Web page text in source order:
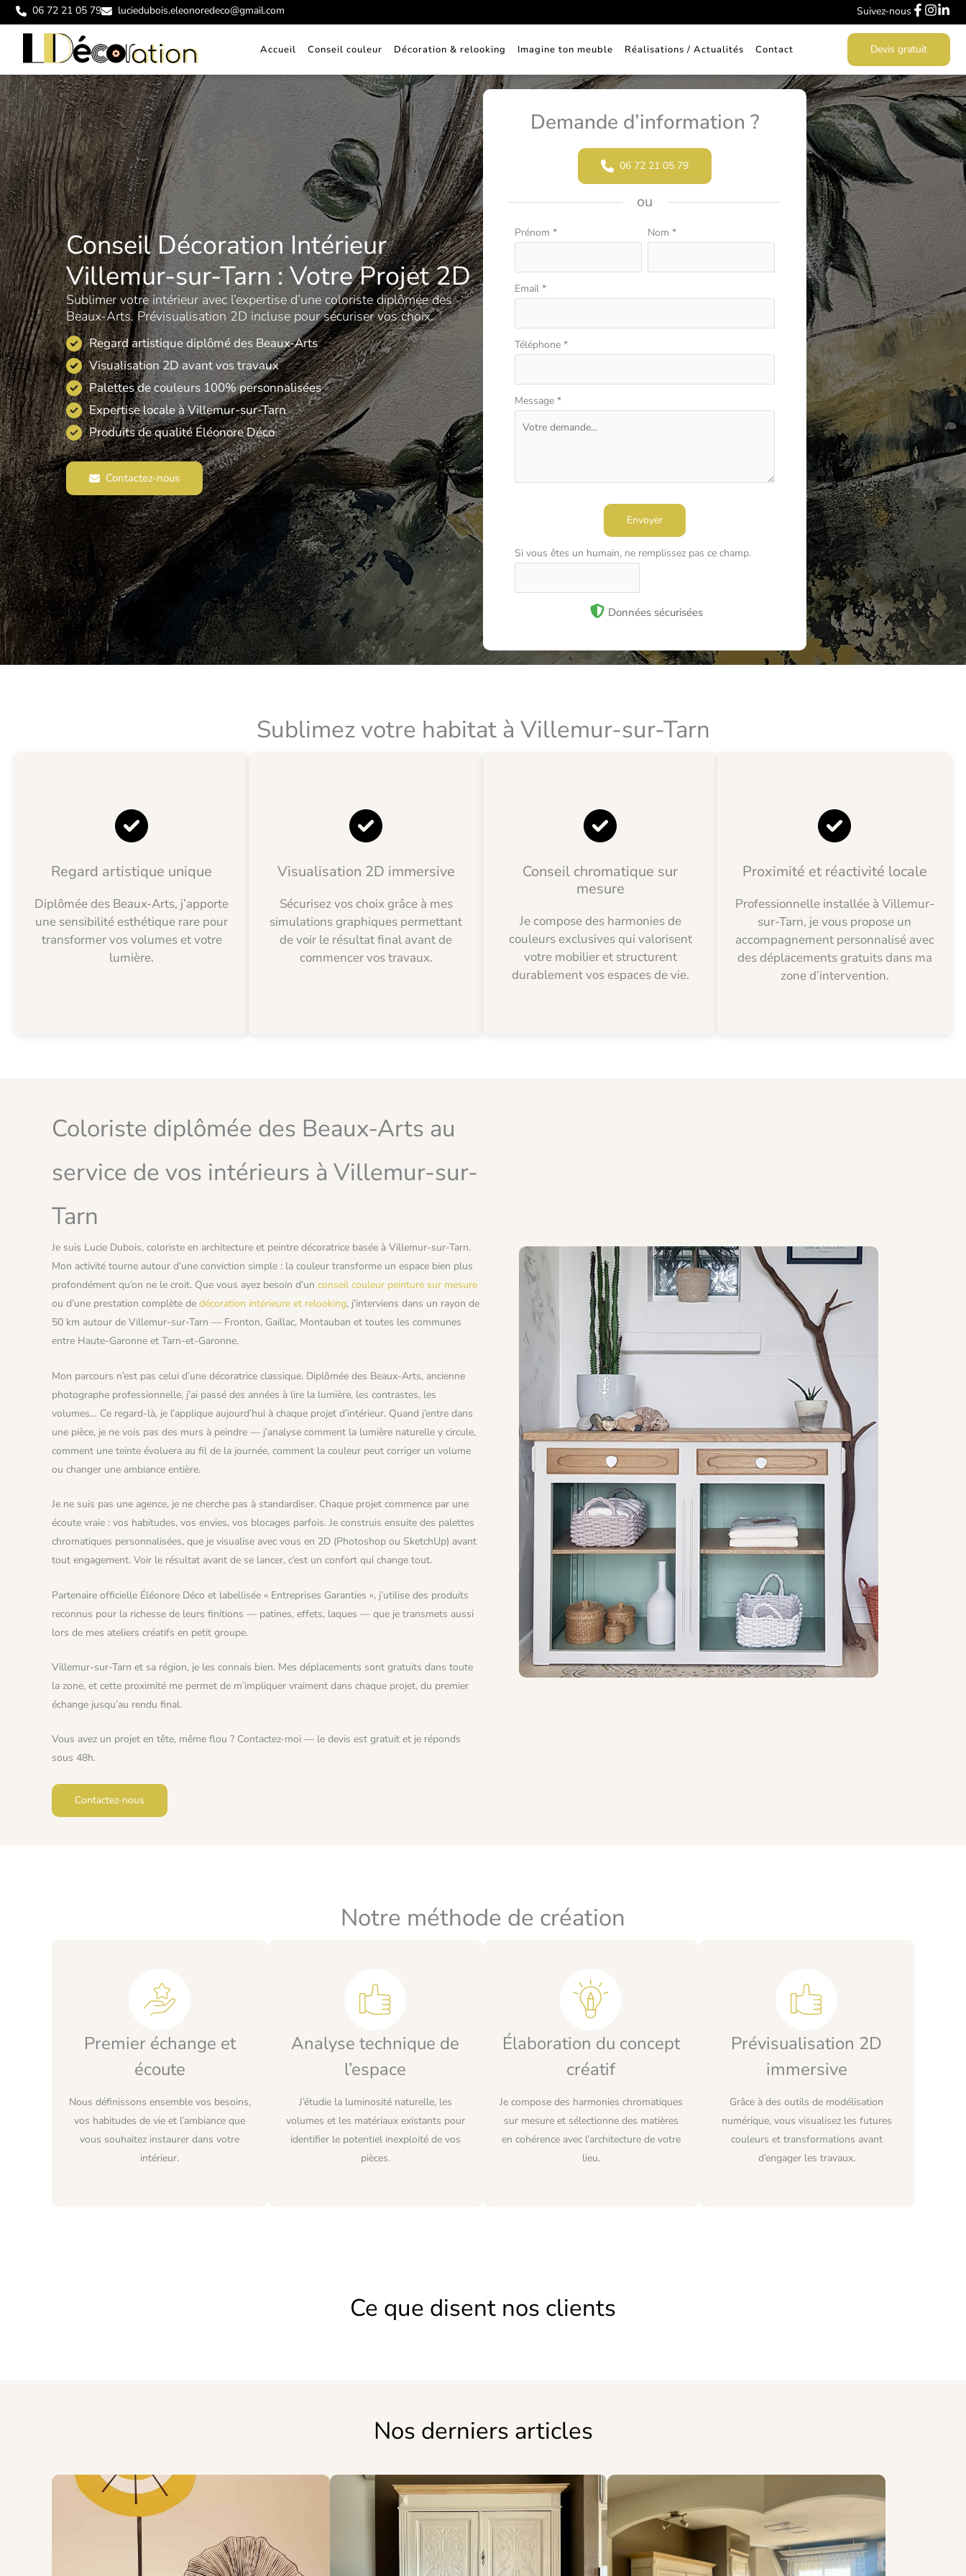
Aller
au
06 72 21 05 79 luciedubois.eleonoredeco@gmail.com Suivez-nous
Accueil Conseil couleur Décoration & relooking Imagine ton meuble Réalisations / Actualités Contact Devis gratuit
Conseil Décoration Intérieur
Villemur-sur-Tarn : Votre Projet 2D
Sublimer votre intérieur avec l’expertise d’une coloriste diplômée des
Beaux-Arts. Prévisualisation 2D incluse pour sécuriser vos choix.
Regard artistique diplômé des Beaux-Arts
Visualisation 2D avant vos travaux
Palettes de couleurs 100% personnalisées
Expertise locale à Villemur-sur-Tarn
Produits de qualité Éléonore Déco
Contactez-nous
Demande d’information ?
06 72 21 05 79
ou
Formulaire
avec
téléphone
Prénom * Nom *
Email *
Téléphone *
Message *
Envoyer
Si vous êtes un humain, ne remplissez pas ce champ.
Données sécurisées
Sublimez votre habitat à Villemur-sur-Tarn
Regard artistique unique
Diplômée des Beaux-Arts, j’apporte
une sensibilité esthétique rare pour
transformer vos volumes et votre
lumière.
Visualisation 2D immersive
Sécurisez vos choix grâce à mes
simulations graphiques permettant
de voir le résultat final avant de
commencer vos travaux.
Conseil chromatique sur
mesure
Je compose des harmonies de
couleurs exclusives qui valorisent
votre mobilier et structurent
durablement vos espaces de vie.
Proximité et réactivité locale
Professionnelle installée à Villemur-
sur-Tarn, je vous propose un
accompagnement personnalisé avec
des déplacements gratuits dans ma
zone d’intervention.
Coloriste diplômée des Beaux-Arts au
service de vos intérieurs à Villemur-sur-
Tarn
Je suis Lucie Dubois, coloriste en architecture et peintre décoratrice basée à Villemur-sur-Tarn.
Mon activité tourne autour d’une conviction simple : la couleur transforme un espace bien plus
profondément qu’on ne le croit. Que vous ayez besoin d’un conseil couleur peinture sur mesure
ou d’une prestation complète de décoration intérieure et relooking, j’interviens dans un rayon de
50 km autour de Villemur-sur-Tarn — Fronton, Gaillac, Montauban et toutes les communes
entre Haute-Garonne et Tarn-et-Garonne.
Mon parcours n’est pas celui d’une décoratrice classique. Diplômée des Beaux-Arts, ancienne
photographe professionnelle, j’ai passé des années à lire la lumière, les contrastes, les
volumes… Ce regard-là, je l’applique aujourd’hui à chaque projet d’intérieur. Quand j’entre dans
une pièce, je ne vois pas des murs à peindre — j’analyse comment la lumière naturelle y circule,
comment une teinte évoluera au fil de la journée, comment la couleur peut corriger un volume
ou changer une ambiance entière.
Je ne suis pas une agence, je ne cherche pas à standardiser. Chaque projet commence par une
écoute vraie : vos habitudes, vos envies, vos blocages parfois. Je construis ensuite des palettes
chromatiques personnalisées, que je visualise avec vous en 2D (Photoshop ou SketchUp) avant
tout engagement. Voir le résultat avant de se lancer, c’est un confort qui change tout.
Partenaire officielle Éléonore Déco et labellisée « Entreprises Garanties », j’utilise des produits
reconnus pour la richesse de leurs finitions — patines, effets, laques — que je transmets aussi
lors de mes ateliers créatifs en petit groupe.
Villemur-sur-Tarn et sa région, je les connais bien. Mes déplacements sont gratuits dans toute
la zone, et cette proximité me permet de m’impliquer vraiment dans chaque projet, du premier
échange jusqu’au rendu final.
Vous avez un projet en tête, même flou ? Contactez-moi — le devis est gratuit et je réponds
sous 48h.
Contactez-nous
Notre méthode de création
Premier échange et
écoute
Nous définissons ensemble vos besoins,
vos habitudes de vie et l’ambiance que
vous souhaitez instaurer dans votre
intérieur.
Analyse technique de
l’espace
J’étudie la luminosité naturelle, les
volumes et les matériaux existants pour
identifier le potentiel inexploité de vos
pièces.
Élaboration du concept
créatif
Je compose des harmonies chromatiques
sur mesure et sélectionne des matières
en cohérence avec l’architecture de votre
lieu.
Prévisualisation 2D
immersive
Grâce à des outils de modélisation
numérique, vous visualisez les futures
couleurs et transformations avant
d’engager les travaux.
Ce que disent nos clients
Nos derniers articles